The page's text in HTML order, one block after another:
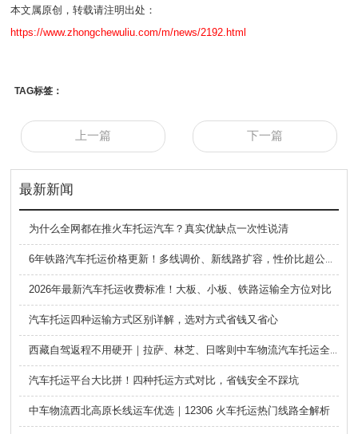
本文属原创，转载请注明出处：
https://www.zhongchewuliu.com/m/news/2192.html
TAG标签：
上一篇 下一篇
最新新闻
为什么全网都在推火车托运汽车？真实优缺点一次性说清
6年铁路汽车托运价格更新！多线调价、新线路扩容，性价比超公路大板车
2026年最新汽车托运收费标准！大板、小板、铁路运输全方位对比
汽车托运四种运输方式区别详解，选对方式省钱又省心
西藏自驾返程不用硬开｜拉萨、林芝、日喀则中车物流汽车托运全指南
汽车托运平台大比拼！四种托运方式对比，省钱安全不踩坑
中车物流西北高原长线运车优选｜12306 火车托运热门线路全解析